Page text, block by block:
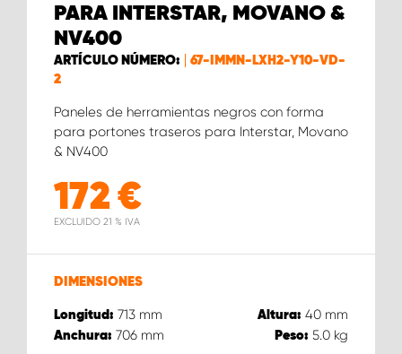
PARA INTERSTAR, MOVANO &
NV400
ARTÍCULO NÚMERO:
67-IMMN-LXH2-Y10-VD-
2
Paneles de herramientas negros con forma
para portones traseros para Interstar, Movano
& NV400
172€
EXCLUIDO 21 % IVA
DIMENSIONES
Longitud: 713 mm Altura: 40 mm
Anchura: 706 mm Peso: 5.0 kg